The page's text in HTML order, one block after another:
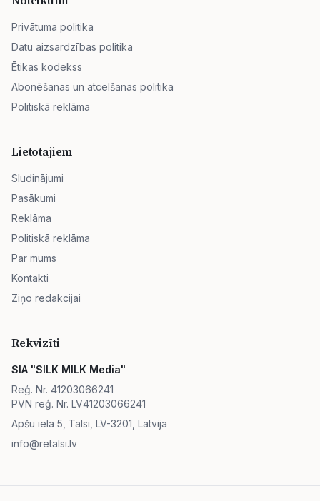
Privātuma politika
Datu aizsardzības politika
Ētikas kodekss
Abonēšanas un atcelšanas politika
Politiskā reklāma
Lietotājiem
Sludinājumi
Pasākumi
Reklāma
Politiskā reklāma
Par mums
Kontakti
Ziņo redakcijai
Rekvizīti
SIA "SILK MILK Media"
Reģ. Nr. 41203066241
PVN reģ. Nr. LV41203066241
Apšu iela 5, Talsi, LV-3201, Latvija
info@retalsi.lv